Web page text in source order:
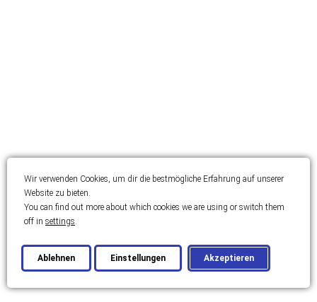
Wir verwenden Cookies, um dir die bestmögliche Erfahrung auf unserer
Website zu bieten.
You can find out more about which cookies we are using or switch them
off in settings.
Akzeptieren
Ablehnen Einstellungen